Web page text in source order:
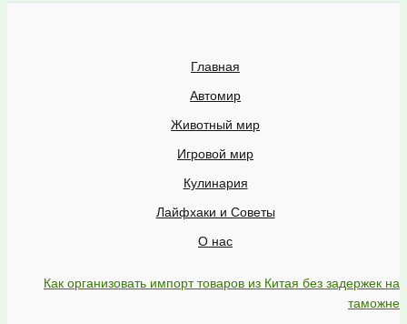
Главная
Автомир
Животный мир
Игровой мир
Кулинария
Лайфхаки и Советы
О нас
Как организовать импорт товаров из Китая без задержек на
таможне